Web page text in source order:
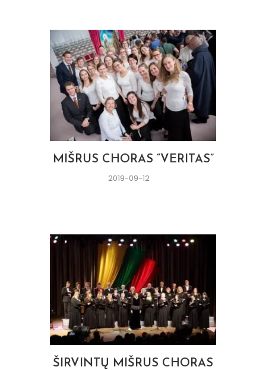
MIŠRUS CHORAS “VERITAS”
2019-09-12
ŠIRVINTŲ MIŠRUS CHORAS